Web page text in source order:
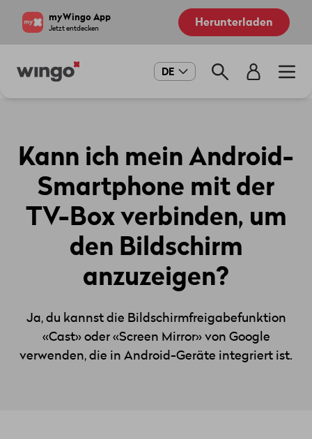
myWingo App
Jetzt entdecken Herunterladen
Main
DE
Kann ich mein Android-
Smartphone mit der
TV-Box verbinden, um
den Bildschirm
anzuzeigen?
Ja, du kannst die Bildschirmfreigabefunktion
«Cast» oder «Screen Mirror» von Google
verwenden, die in Android-Geräte integriert ist.